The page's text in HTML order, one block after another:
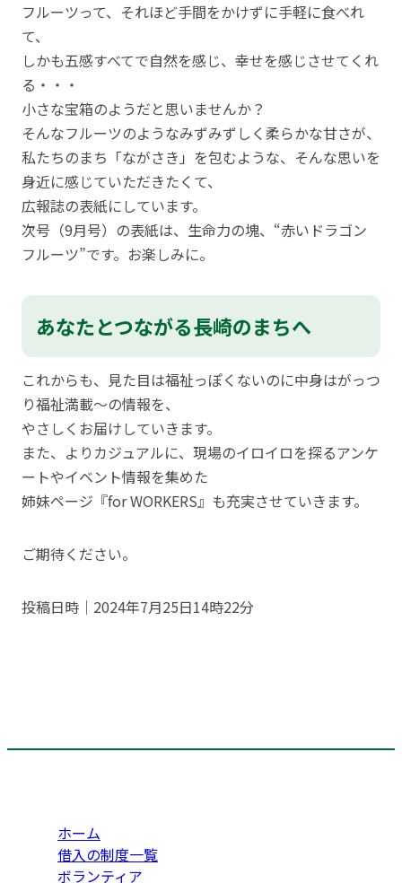
フルーツって、それほど手間をかけずに手軽に食べれ
て、
しかも五感すべてで自然を感じ、幸せを感じさせてくれ
る・・・
小さな宝箱のようだと思いませんか？
そんなフルーツのようなみずみずしく柔らかな甘さが、
私たちのまち「ながさき」を包むような、そんな思いを
身近に感じていただきたくて、
広報誌の表紙にしています。
次号（9月号）の表紙は、生命力の塊、“赤いドラゴン
フルーツ”です。お楽しみに。
あなたとつながる長崎のまちへ
これからも、見た目は福祉っぽくないのに中身はがっつ
り福祉満載～の情報を、
やさしくお届けしていきます。
また、よりカジュアルに、現場のイロイロを探るアンケ
ートやイベント情報を集めた
姉妹ページ『for WORKERS』も充実させていきます。
ご期待ください。
投稿日時｜2024年7月25日14時22分
ホーム
借入の制度一覧
ボランティア